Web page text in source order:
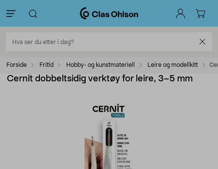
Forside Fritid Hobby- og kunstmateriell Leire og modellkitt
Cernit dobbeltsidig verktøy for leire, 3–5 mm